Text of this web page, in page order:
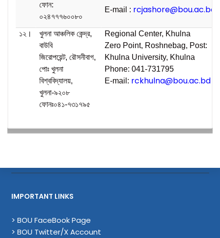
ফোন:
০২৪৭৭৭৬০০৮০
E-mail : rcjashore@bou.ac.bd
১২।
খুলনা আঞ্চলিক কেন্দ্র,
বাউবি
জিরোপয়েন্ট, রৌসনীবাগ,
পোঃ খুলনা
বিশ্ববিদ্যালয়,
খুলনা-৯২০৮
ফোনঃ০৪১-৭৩১৭৯৫
Regional Center, Khulna
Zero Point, Roshnebag, Post:
Khulna University, Khulna
Phone: 041-731795
E-mail: rckhulna@bou.ac.bd
IMPORTANT LINKS
> BOU FaceBook Page
> BOU Twitter/X Account